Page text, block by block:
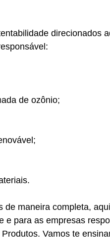
direcionados
de ozônio;
de maneira completa,
e para as empresas
Vamos te